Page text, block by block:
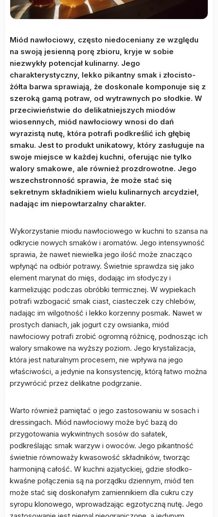
Miód nawłociowy, często niedoceniany ze względu
na swoją jesienną porę zbioru, kryje w sobie
niezwykły potencjał kulinarny. Jego
charakterystyczny, lekko pikantny smak i złocisto-
żółta barwa sprawiają, że doskonale komponuje się z
szeroką gamą potraw, od wytrawnych po słodkie. W
przeciwieństwie do delikatniejszych miodów
wiosennych, miód nawłociowy wnosi do dań
wyrazistą nutę, która potrafi podkreślić ich głębię
smaku. Jest to produkt unikatowy, który zasługuje na
swoje miejsce w każdej kuchni, oferując nie tylko
walory smakowe, ale również prozdrowotne. Jego
wszechstronność sprawia, że może stać się
sekretnym składnikiem wielu kulinarnych arcydzieł,
nadając im niepowtarzalny charakter.
Wykorzystanie miodu nawłociowego w kuchni to szansa na
odkrycie nowych smaków i aromatów. Jego intensywność
sprawia, że nawet niewielka jego ilość może znacząco
wpłynąć na odbiór potrawy. Świetnie sprawdza się jako
element marynat do mięs, dodając im słodyczy i
karmelizując podczas obróbki termicznej. W wypiekach
potrafi wzbogacić smak ciast, ciasteczek czy chlebów,
nadając im wilgotność i lekko korzenny posmak. Nawet w
prostych daniach, jak jogurt czy owsianka, miód
nawłociowy potrafi zrobić ogromną różnicę, podnosząc ich
walory smakowe na wyższy poziom. Jego krystalizacja,
która jest naturalnym procesem, nie wpływa na jego
właściwości, a jedynie na konsystencję, którą łatwo można
przywrócić przez delikatne podgrzanie.
Warto również pamiętać o jego zastosowaniu w sosach i
dressingach. Miód nawłociowy może być bazą do
przygotowania wykwintnych sosów do sałatek,
podkreślając smak warzyw i owoców. Jego pikantność
świetnie równoważy kwasowość składników, tworząc
harmonijną całość. W kuchni azjatyckiej, gdzie słodko-
kwaśne połączenia są na porządku dziennym, miód ten
może stać się doskonałym zamiennikiem dla cukru czy
syropu klonowego, wprowadzając egzotyczną nutę. Jego